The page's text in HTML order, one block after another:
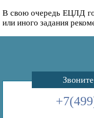
В свою очередь ЕЦЛД
или иного задания